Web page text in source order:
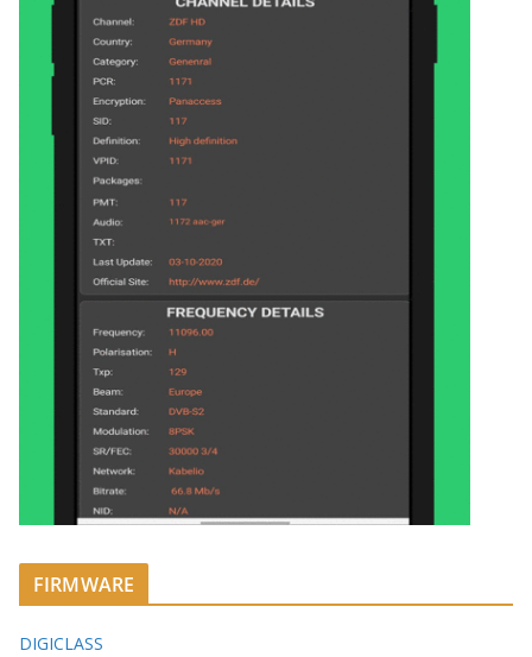
FIRMWARE
DIGICLASS